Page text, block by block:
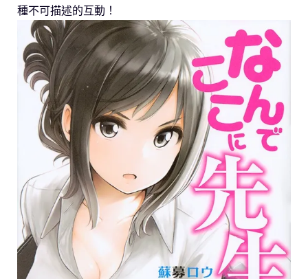
種不可描述的互動！